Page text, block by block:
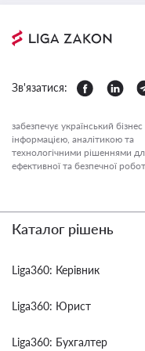
Зв'язатися:
забезпечує український бізнес
інформацією, аналітикою та
технологічними рішеннями
ефективної та безпечної
Каталог рішень
Liga360: Керівник
Liga360: Юрист
Liga360: Бухгалтер